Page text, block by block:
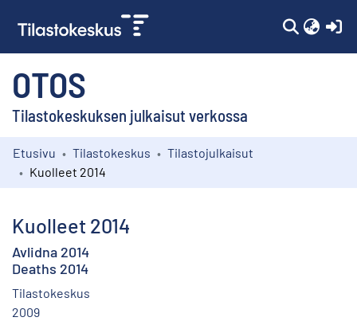
OTOS
Tilastokeskuksen julkaisut verkossa
Kokoelmat
Etusivu Tilastokeskus
Tilastojulkaisut
Kuolleet 2014
Kuolleet 2014
Avlidna 2014
Deaths 2014
Tilastokeskus
2009